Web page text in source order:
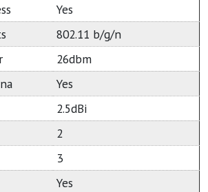
Yes
802.11 b/g/n
26dbm
Yes
2.5dBi
2
3
Yes